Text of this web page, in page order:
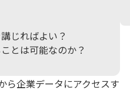
じればよい？
とは可能なのか？
ら企業データにアクセスす